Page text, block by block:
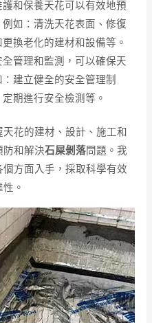
和保養天花可以有效地預
如：清洗天花表面、修復
換老化的建材和設備等。
管理和監測，可以確保天
建立健全的安全管理制
期進行安全檢測等。
花的建材、設計、施工和
防和解決石屎剝落問題。我
方面入手，採取科學有效
。